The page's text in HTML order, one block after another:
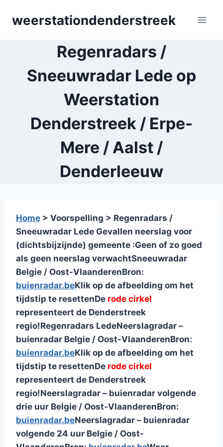
weerstationdenderstreek
Regenradars /
Sneeuwradar Lede op
Weerstation
Denderstreek / Erpe-
Mere / Aalst /
Denderleeuw
Home > Voorspelling > Regenradars /
Sneeuwradar Lede Gevallen neerslag voor
(dichtsbijzijnde) gemeente :Geen of zo goed
als geen neerslag verwachtSneeuwradar
Belgie / Oost-VlaanderenBron:
buienradar.beKlik op de afbeelding om het
tijdstip te resettenDe rode cirkel
representeert de Denderstreek
regio!Regenradars LedeNeerslagradar –
buienradar Belgie / Oost-VlaanderenBron:
buienradar.beKlik op de afbeelding om het
tijdstip te resettenDe rode cirkel
representeert de Denderstreek
regio!Neerslagradar – buienradar volgende
drie uur Belgie / Oost-VlaanderenBron:
buienradar.beNeerslagradar – buienradar
volgende 24 uur Belgie / Oost-